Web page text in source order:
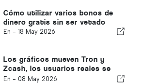
Cómo utilizar varios bonos de
dinero gratis sin ser vetado
En - 18 May 2026
Los gráficos mueven Tron y
Zcash, los usuarios reales se
mueven BlockDAG: El primer
En - 08 May 2026